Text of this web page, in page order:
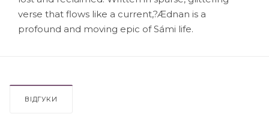
verse that flows like a current,?Ædnan is a
profound and moving epic of Sámi life.
ВІДГУКИ